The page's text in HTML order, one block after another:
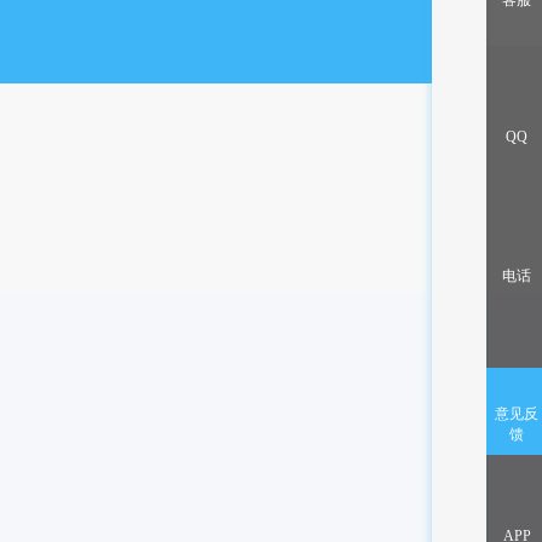
QQ
电话
意见反
馈
APP